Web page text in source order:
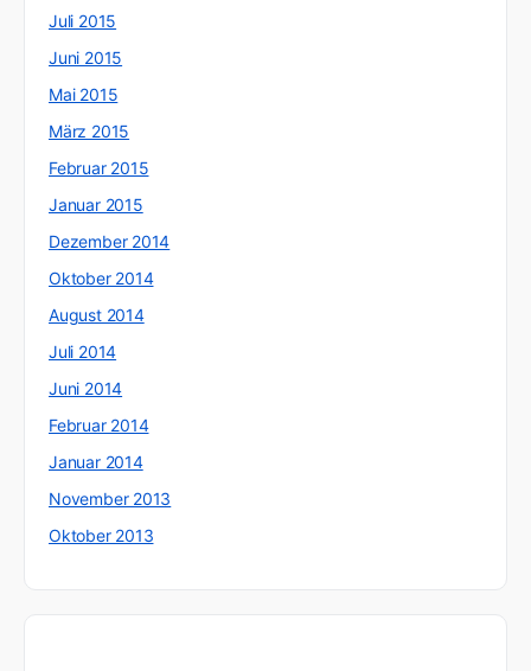
Juli 2015
Juni 2015
Mai 2015
März 2015
Februar 2015
Januar 2015
Dezember 2014
Oktober 2014
August 2014
Juli 2014
Juni 2014
Februar 2014
Januar 2014
November 2013
Oktober 2013